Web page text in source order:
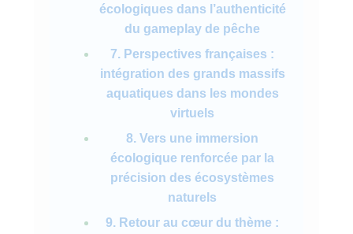
écologiques dans l’authenticité
du gameplay de pêche
7. Perspectives françaises :
intégration des grands massifs
aquatiques dans les mondes
virtuels
8. Vers une immersion
écologique renforcée par la
précision des écosystèmes
naturels
9. Retour au cœur du thème :